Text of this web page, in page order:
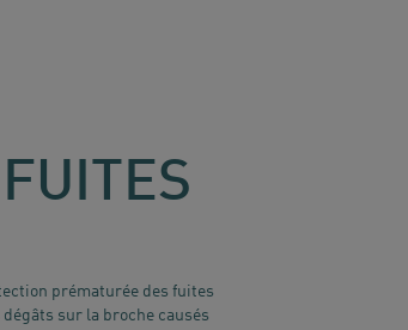
prématurée des fuites
sur la broche causés